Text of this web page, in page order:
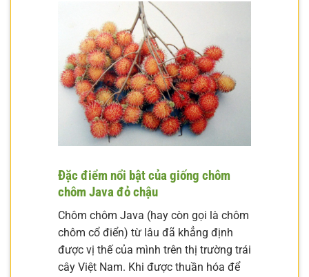
Đặc điểm nổi bật của giống chôm
chôm Java đỏ chậu
Chôm chôm Java (hay còn gọi là chôm
chôm cổ điển) từ lâu đã khẳng định
được vị thế của mình trên thị trường trái
cây Việt Nam. Khi được thuần hóa để